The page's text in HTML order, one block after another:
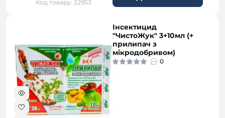
Інсектициди купити
Захист рослин від шкідників
Хімічні інсектициди
Біологічні інсектициди
Інсектициди для городу
Код товару: 22953
Інсектицид
"ЧистоЖук" 3+10мл (+
прилипач з
мікродобривом)
0